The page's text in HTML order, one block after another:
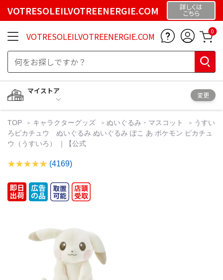
VOTRESOLEILVOTREENERGIE.COM 詳しくは
こちら
VOTRESOLEILVOTREENERGIE.COM 0
マイストア
変更
TOP キャラクターグッズ ぬいぐるみ・マスコット
うすい
ろピカチュウ ぬいぐるみ ぬいぐるみ ぽこ あ ポケモン ピカチュ
ウ（うすいろ） ｜【公式
(4169)